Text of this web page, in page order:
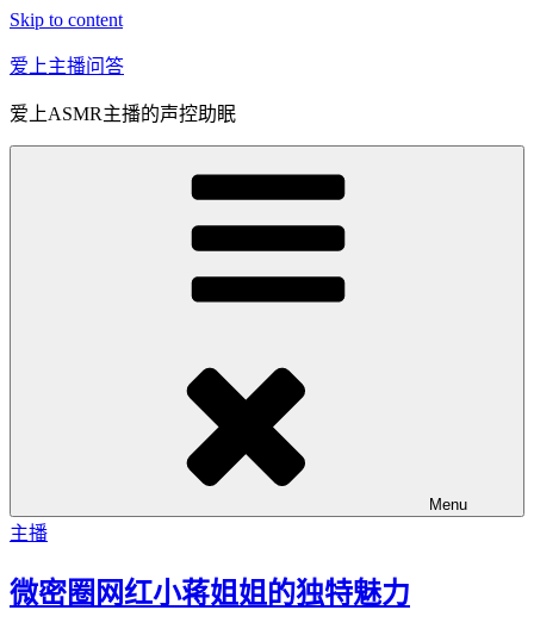
Skip to content
爱上主播问答
爱上ASMR主播的声控助眠
Menu
主播
微密圈网红小蒋姐姐的独特魅力